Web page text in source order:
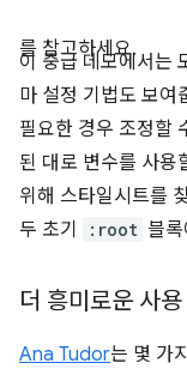
를 참고하세요.
이 중급 데모에서는
마 설정 기법도 보여
필요한 경우 조정할
된 대로 변수를 사용
위해 스타일시트를
두 초기
:root 블
더 흥미로운 사용
Ana Tudor는 몇 가